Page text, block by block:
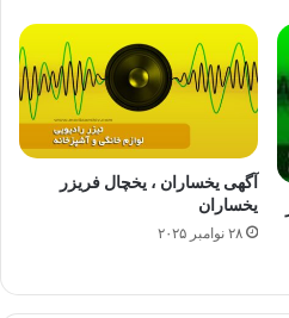
آگهی یخساران ، یخچال فریزر
یخساران
۲۸ نوامبر ۲۰۲۵